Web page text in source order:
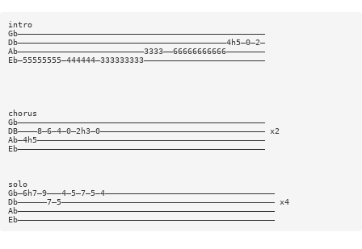
intro
Gb———————————————————————————————————————————————————
Db———————————————————————————————————————————4h5—0—2—
Ab——————————————————————————3333——66666666666————————
Eb—55555555—444444—333333333—————————————————————————
chorus
Gb———————————————————————————————————————————————————
DB————8—6—4—0—2h3—0—————————————————————————————————— x2
Ab—4h5———————————————————————————————————————————————
Eb———————————————————————————————————————————————————
solo
Gb—6h7—9———4—5—7—5—4———————————————————————————————————
Db——————7—5———————————————————————————————————————————— x4
Ab—————————————————————————————————————————————————————
Eb—————————————————————————————————————————————————————